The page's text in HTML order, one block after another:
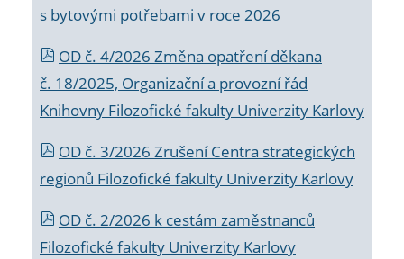
s bytovými potřebami v roce 2026
OD č. 4/2026 Změna opatření děkana
č. 18/2025, Organizační a provozní řád
Knihovny Filozofické fakulty Univerzity Karlovy
OD č. 3/2026 Zrušení Centra strategických
regionů Filozofické fakulty Univerzity Karlovy
OD č. 2/2026 k cestám zaměstnanců
Filozofické fakulty Univerzity Karlovy